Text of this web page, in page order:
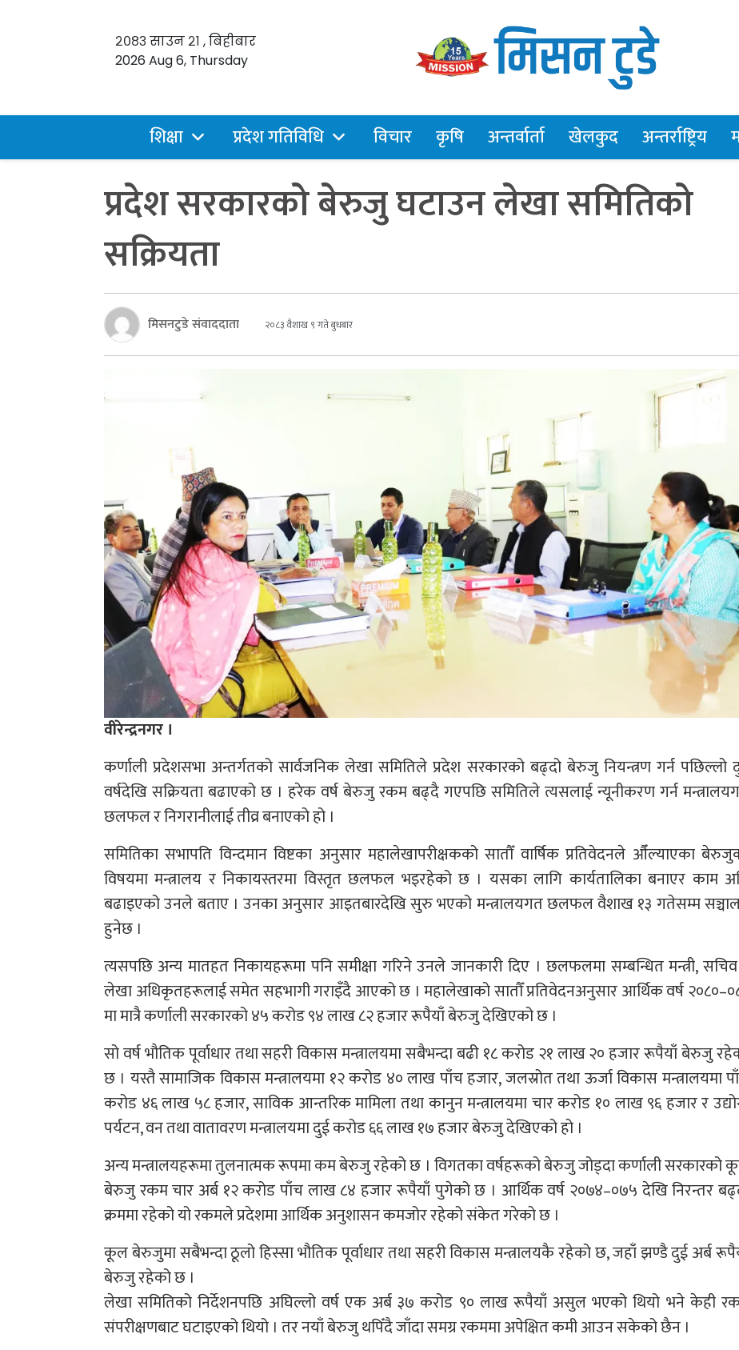
२०८३ साउन २१ , बिहीबार
2026 Aug 6, Thursday
शिक्षा प्रदेश गतिविधि विचार कृषि अन्तर्वार्ता खेलकुद अन्तर्राष्ट्रिय
प्रदेश सरकारको बेरुजु घटाउन लेखा समितिको
सक्रियता
मिसनटुडे संवाददाता २०८३ वैशाख ९ गते बुधबार
वीरेन्द्रनगर ।
कर्णाली प्रदेशसभा अन्तर्गतको सार्वजनिक लेखा समितिले प्रदेश सरकारको बढ्दो बेरुजु नियन्त्रण गर्न पछिल्लो
वर्षदेखि सक्रियता बढाएको छ । हरेक वर्ष बेरुजु रकम बढ्दै गएपछि समितिले त्यसलाई न्यूनीकरण गर्न
छलफल र निगरानीलाई तीव्र बनाएको हो ।
समितिका सभापति विन्दमान विष्टका अनुसार महालेखापरीक्षकको सातौँ वार्षिक प्रतिवेदनले औँल्याएका
विषयमा मन्त्रालय र निकायस्तरमा विस्तृत छलफल भइरहेको छ । यसका लागि कार्यतालिका बनाएर काम
बढाइएको उनले बताए । उनका अनुसार आइतबारदेखि सुरु भएको मन्त्रालयगत छलफल वैशाख १३ गतेसम्म
हुनेछ ।
त्यसपछि अन्य मातहत निकायहरूमा पनि समीक्षा गरिने उनले जानकारी दिए । छलफलमा सम्बन्धित मन्त्री,
लेखा अधिकृतहरूलाई समेत सहभागी गराइँदै आएको छ । महालेखाको सातौँ प्रतिवेदनअनुसार आर्थिक वर्ष
मा मात्रै कर्णाली सरकारको ४५ करोड ९४ लाख ८२ हजार रूपैयाँ बेरुजु देखिएको छ ।
सो वर्ष भौतिक पूर्वाधार तथा सहरी विकास मन्त्रालयमा सबैभन्दा बढी १८ करोड २१ लाख २० हजार रूपैयाँ बेरुजु
छ । यस्तै सामाजिक विकास मन्त्रालयमा १२ करोड ४० लाख पाँच हजार, जलस्रोत तथा ऊर्जा विकास मन्त्रालयमा
करोड ४६ लाख ५८ हजार, साविक आन्तरिक मामिला तथा कानुन मन्त्रालयमा चार करोड १० लाख ९६ हजार र
पर्यटन, वन तथा वातावरण मन्त्रालयमा दुई करोड ६६ लाख १७ हजार बेरुजु देखिएको हो ।
अन्य मन्त्रालयहरूमा तुलनात्मक रूपमा कम बेरुजु रहेको छ । विगतका वर्षहरूको बेरुजु जोड्दा कर्णाली सरकारको
बेरुजु रकम चार अर्ब १२ करोड पाँच लाख ८४ हजार रूपैयाँ पुगेको छ । आर्थिक वर्ष २०७४–०७५ देखि निरन्तर
क्रममा रहेको यो रकमले प्रदेशमा आर्थिक अनुशासन कमजोर रहेको संकेत गरेको छ ।
कूल बेरुजुमा सबैभन्दा ठूलो हिस्सा भौतिक पूर्वाधार तथा सहरी विकास मन्त्रालयकै रहेको छ, जहाँ झण्डै दुई अर्ब
बेरुजु रहेको छ ।
लेखा समितिको निर्देशनपछि अघिल्लो वर्ष एक अर्ब ३७ करोड ९० लाख रूपैयाँ असुल भएको थियो भने केही
संपरीक्षणबाट घटाइएको थियो । तर नयाँ बेरुजु थपिँदै जाँदा समग्र रकममा अपेक्षित कमी आउन सकेको छैन ।